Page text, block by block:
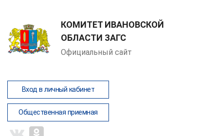
КОМИТЕТ ИВАНОВСКОЙ
ОБЛАСТИ ЗАГС
Официальный сайт
Вход в личный кабинет
Общественная приемная